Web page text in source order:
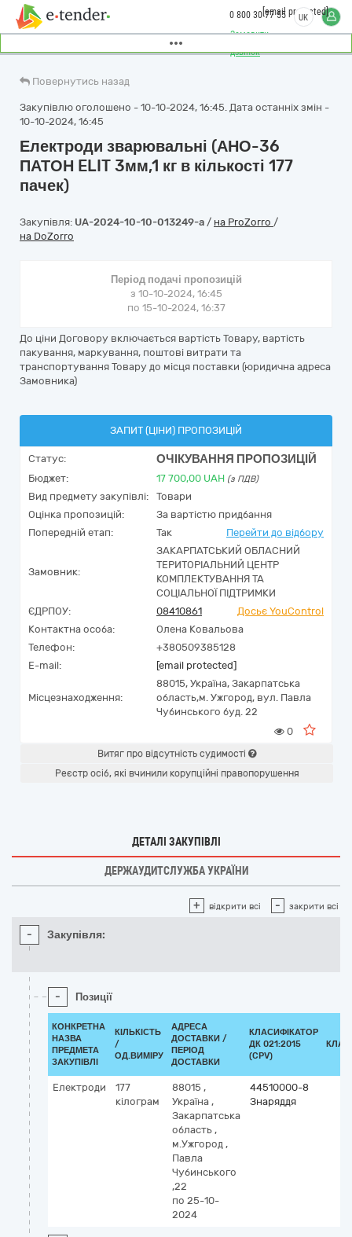
Замовити
дзвінок
0 800 30 77 55[email protected]
UK
Повернутись назад
Закупівлю оголошено - 10-10-2024, 16:45. Дата останніх змін -
10-10-2024, 16:45
Електроди зварювальні (АНО-36
ПАТОН ELIT 3мм,1 кг в кількості 177
пачек)
Закупівля: UA-2024-10-10-013249-a / на ProZorro /
на DoZorro
Період подачі пропозицій
з 10-10-2024, 16:45
по 15-10-2024, 16:37
До ціни Договору включається вартість Товару, вартість
пакування, маркування, поштові витрати та
транспортування Товару до місця поставки (юридична адреса
Замовника)
ЗАПИТ (ЦІНИ) ПРОПОЗИЦІЙ
Статус: ОЧІКУВАННЯ ПРОПОЗИЦІЙ
Бюджет: 17 700,00 UAH (з ПДВ)
Вид предмету закупівлі:
Товари
Оцінка пропозицій:
За вартістю придбання
Попередній етап:
Так Перейти до відбору
Замовник:
ЗАКАРПАТСЬКИЙ ОБЛАСНИЙ
ТЕРИТОРІАЛЬНИЙ ЦЕНТР
КОМПЛЕКТУВАННЯ ТА
СОЦІАЛЬНОЇ ПІДТРИМКИ
ЄДРПОУ:
08410861
Досьє YouControl
Контактна особа:
Олена Ковальова
Телефон:
+380509385128
E-mail:
[email protected]
Місцезнаходження:
88015, Україна, Закарпатська
область,м. Ужгород, вул. Павла
Чубинського буд. 22
0
Витяг про відсутність судимості
Реєстр осіб, які вчинили корупційні правопорушення
ДЕТАЛІ ЗАКУПІВЛІ
ДЕРЖАУДИТСЛУЖБА УКРАЇНИ
+ відкрити всі - закрити всі
- Закупівля:
- Позиції
КОНКРЕТНА
НАЗВА
ПРЕДМЕТА
ЗАКУПІВЛІ
КІЛЬКІСТЬ
/
ОД.ВИМІРУ
АДРЕСА
ДОСТАВКИ /
ПЕРІОД
ДОСТАВКИ
КЛАСИФІКАТОР
ДК 021:2015
(CPV)
Електроди
177
кілограм
88015 ,
Україна ,
Закарпатська
область ,
м.Ужгород ,
Павла
Чубинського
,22
по 25-10-
2024
44510000-8
Знаряддя